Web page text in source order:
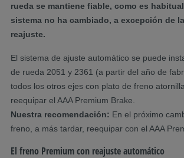
rueda se mantiene fiable, como es
sistema no ha cambiado, a excepción de
reajuste.
El sistema de ajuste automático se puede
de rueda 2051 y 2361 (a partir del año de
todos los otros ejes con plato de freno
reequipar el AAA Premium Brake.
Nuestra recomendación: En el próximo
freno, a más tardar, reequipar con el AAA
El freno Premium con reajuste automático